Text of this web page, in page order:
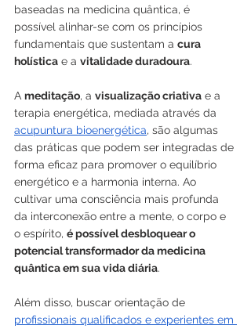
baseadas na medicina quântica, é
possível alinhar-se com os princípios
fundamentais que sustentam a cura
holística e a vitalidade duradoura.
A meditação, a visualização criativa e a
terapia energética, mediada através da
acupuntura bioenergética, são algumas
das práticas que podem ser integradas de
forma eficaz para promover o equilíbrio
energético e a harmonia interna. Ao
cultivar uma consciência mais profunda
da interconexão entre a mente, o corpo e
o espírito, é possível desbloquear o
potencial transformador da medicina
quântica em sua vida diária.
Além disso, buscar orientação de
profissionais qualificados e experientes em